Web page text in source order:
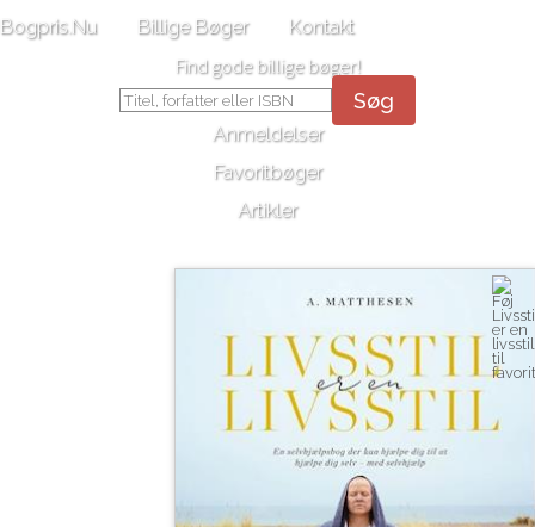
Bogpris.Nu Billige Bøger Kontakt
Find gode billige bøger!
Søg
Anmeldelser
Favoritbøger
Artikler